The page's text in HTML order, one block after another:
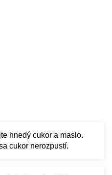
hnedý cukor a maslo.
cukor nerozpustí.